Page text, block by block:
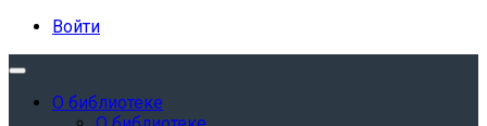
Войти
О библиотеке